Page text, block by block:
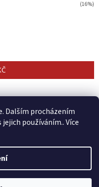
Dalším procházením
používáním.. Více
(16%)
práva vyhrazena.Upravit